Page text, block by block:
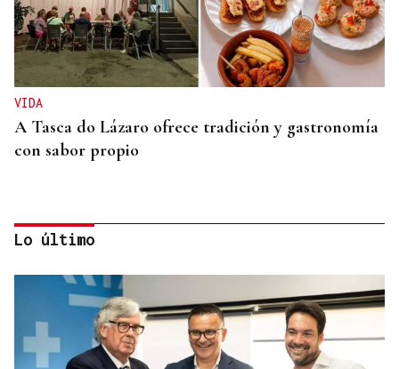
VIDA
A Tasca do Lázaro ofrece tradición y gastronomía
con sabor propio
Lo último